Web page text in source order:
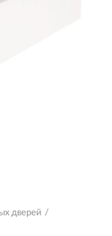
дверей